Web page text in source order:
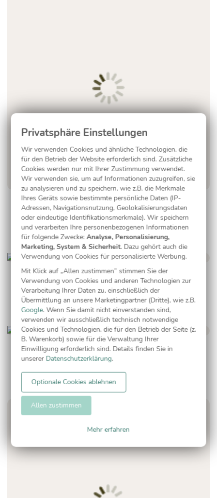
Pure Liebe in Rosé
Mein Name
Pastell Punkte
Wir verwenden Cookies und ähnliche Technologien, die
für den Betrieb der Website erforderlich sind. Zusätzliche
Cookies werden nur mit Ihrer Zustimmung verwendet.
Wir verwenden sie, um auf Informationen zuzugreifen, sie
zu analysieren und zu speichern, wie z.B. die Merkmale
Ihres Geräts sowie bestimmte persönliche Daten (IP-
Adressen, Navigationsnutzung, Geolokalisierungsdaten
oder eindeutige Identifikationsmerkmale). Wir speichern
und verarbeiten Ihre personenbezogenen Informationen
für folgende Zwecke:Analyse, Personalisierung,
Marketing, System & Sicherheit. Dazu gehört auch die
Verwendung von Cookies für personalisierte Werbung.
Mit Klick auf „Allen zustimmen” stimmen Sie der
Verwendung von Cookies und anderen Technologien zur
Verarbeitung Ihrer Daten zu, einschließlich der
Übermittlung an unsere Marketingpartner (Dritte), wie z.B.
Google. Wenn Sie damit nicht einverstanden sind,
verwenden wir ausschließlich technisch notwendige
Cookies und Technologien, die für den Betrieb der Seite (z.
B. Warenkorb) sowie für die Verwaltung Ihrer
Einwilligung erforderlich sind. Details finden Sie in
unserer Datenschutzerklärung.
Mehr erfahren
Optionale Cookies ablehnen
Allen zustimmen